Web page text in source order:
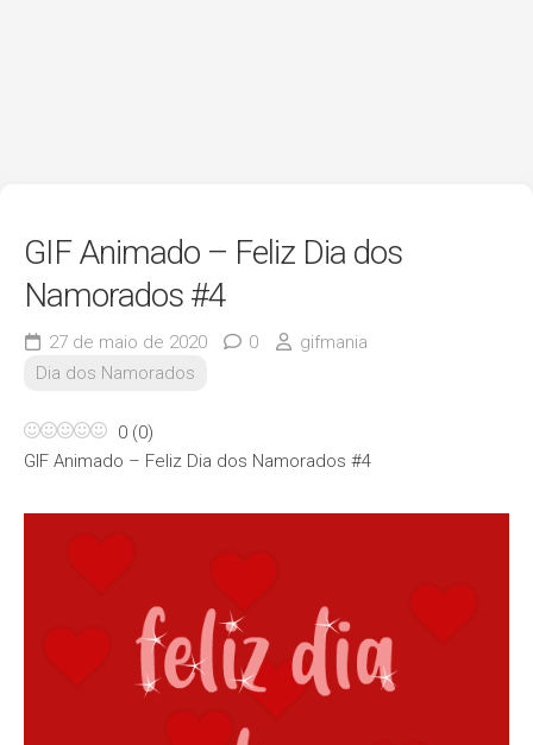
GIF Animado – Feliz Dia dos
Namorados #4
27 de maio de 2020 0
gifmania
Dia dos Namorados
0 (0)
GIF Animado – Feliz Dia dos Namorados #4